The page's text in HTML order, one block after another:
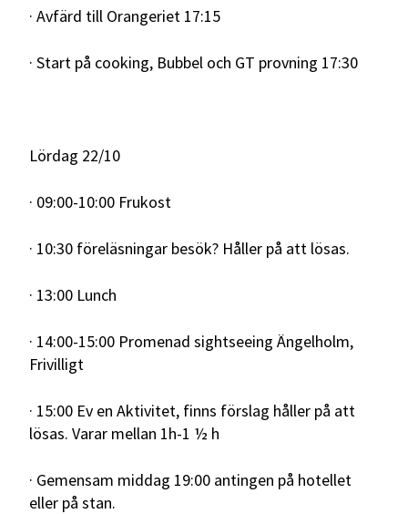
· Avfärd till Orangeriet 17:15
· Start på cooking, Bubbel och GT provning 17:30
Lördag 22/10
· 09:00-10:00 Frukost
· 10:30 föreläsningar besök? Håller på att lösas.
· 13:00 Lunch
· 14:00-15:00 Promenad sightseeing Ängelholm,
Frivilligt
· 15:00 Ev en Aktivitet, finns förslag håller på att
lösas. Varar mellan 1h-1 ½ h
· Gemensam middag 19:00 antingen på hotellet
eller på stan.